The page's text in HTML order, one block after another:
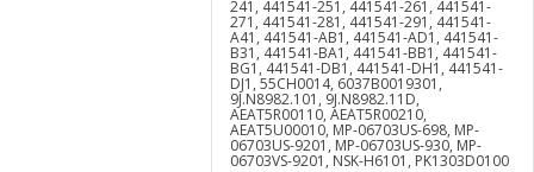
241, 441541-251, 441541-261, 441541-
271, 441541-281, 441541-291, 441541-
A41, 441541-AB1, 441541-AD1, 441541-
B31, 441541-BA1, 441541-BB1, 441541-
BG1, 441541-DB1, 441541-DH1, 441541-
DJ1, 55CH0014, 6037B0019301,
9J.N8982.101, 9J.N8982.11D,
AEAT5R00110, AEAT5R00210,
AEAT5U00010, MP-06703US-698, MP-
06703US-9201, MP-06703US-930, MP-
06703VS-9201, NSK-H6101, PK1303D0100